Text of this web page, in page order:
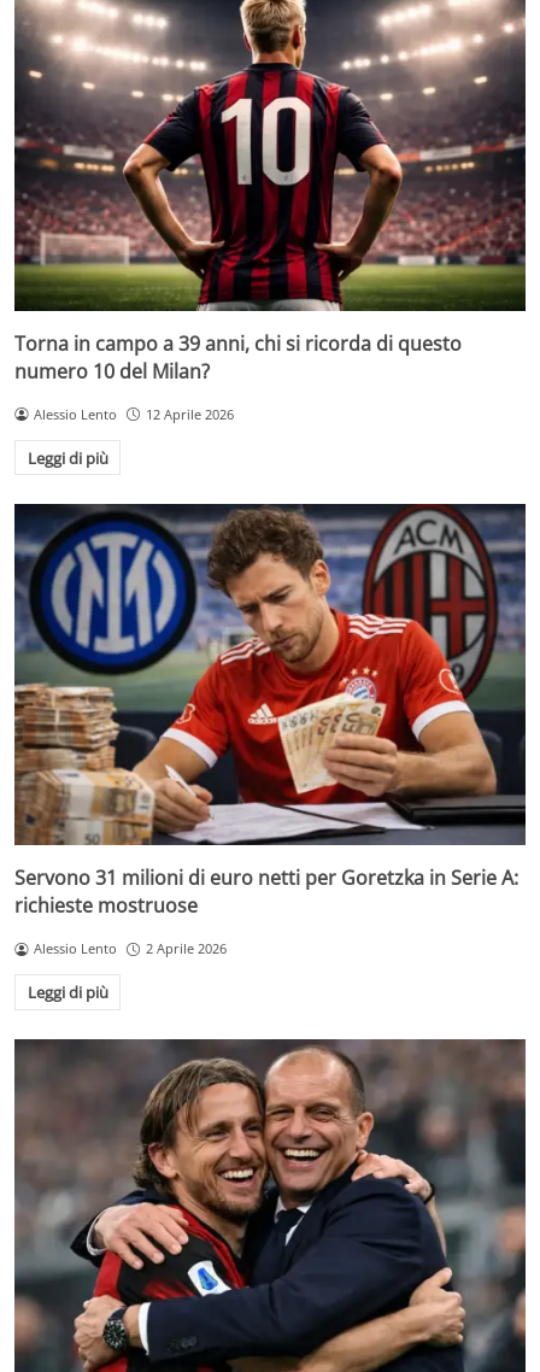
Torna in campo a 39 anni, chi si ricorda di questo
numero 10 del Milan?
Alessio Lento 12 Aprile 2026
Leggi di più
Servono 31 milioni di euro netti per Goretzka in Serie A:
richieste mostruose
Alessio Lento 2 Aprile 2026
Leggi di più